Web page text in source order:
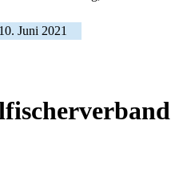
Juni 2021